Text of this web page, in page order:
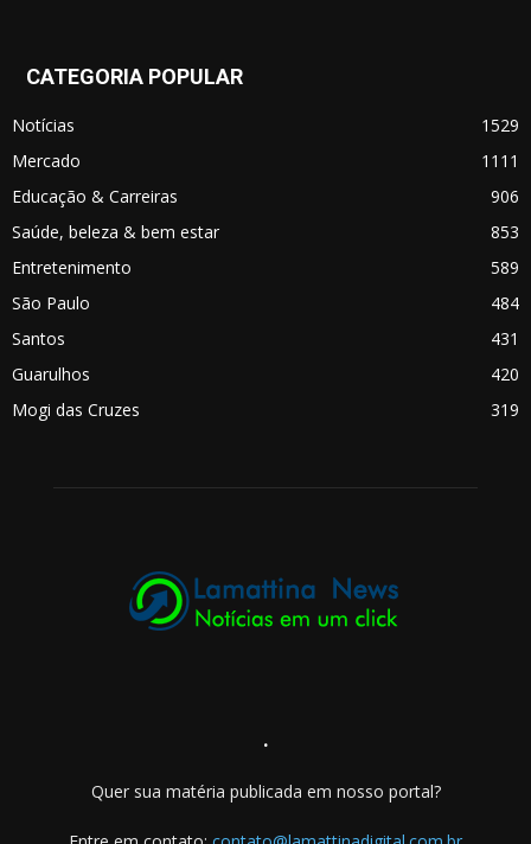
CATEGORIA POPULAR
Notícias
1529
Mercado
1111
Educação & Carreiras
906
Saúde, beleza & bem estar
853
Entretenimento
589
São Paulo
484
Santos
431
Guarulhos
420
Mogi das Cruzes
319
.
Quer sua matéria publicada em nosso portal?